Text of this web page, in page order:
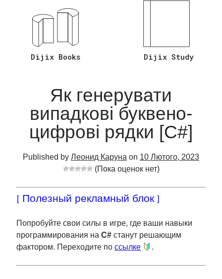
(26)
Язык Программирования Sql
Dijix Books Dijix Study
Як генерувати
випадкові буквено-
цифрові рядки [C#]
Published by Леонид Каруна on 10 Лютого, 2023
(Пока оценок нет)
[ Полезный рекламный блок ]
Попробуйте свои силы в игре, где ваши навыки
программирования наC# станут решающим
фактором. Переходите поссылке .